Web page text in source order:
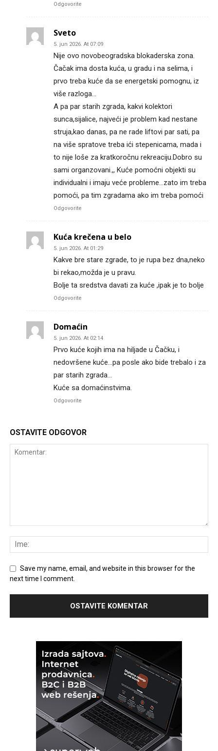
Odgovorite
Sveto
5. jun 2026. At 07:09
Nije ovo novobeogradska blokaderska zona.
Čačak ima dosta kuća, u gradu i na selima, i
prvo treba kuće da se energetski pomognu, iz
više razloga…
A pa par starih zgrada, kakvi kolektori
sunca,sijalice, najveći je problem kad nestane
struja,kao danas, pa ne rade liftovi par sati, pa
na više spratove treba ići stepenicama, mada i
to nije loše za kratkoročnu rekreaciju.Dobro su
sami organzovani.,, Kuće pomoćni objekti su
individualni i imaju veće probleme…zato im treba
pomoći, pa tim zgradama ako im treba pomoći
Odgovorite
Kuća krečena u belo
5. jun 2026. At 01:29
Kakve bre stare zgrade, to je rupa bez dna,neko
bi rekao,možda je u pravu.
Bolje ta sredstva davati za kuće ,ipak je to bolje
Odgovorite
Domaćin
5. jun 2026. At 02:14
Prvo kuće kojih ima na hiljade u Čačku, i
nedovršene kuće…pa posle ako bide trebalo i za
par starih zgrada…
Kuće sa domaćinstvima.
Odgovorite
OSTAVITE ODGOVOR
Save my name, email, and website in this browser for the
next time I comment.